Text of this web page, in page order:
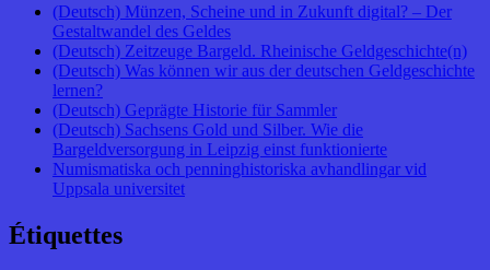
(Deutsch) Münzen, Scheine und in Zukunft digital? – Der
Gestaltwandel des Geldes
(Deutsch) Zeitzeuge Bargeld. Rheinische Geldgeschichte(n)
(Deutsch) Was können wir aus der deutschen Geldgeschichte
lernen?
(Deutsch) Geprägte Historie für Sammler
(Deutsch) Sachsens Gold und Silber. Wie die
Bargeldversorgung in Leipzig einst funktionierte
Numismatiska och penninghistoriska avhandlingar vid
Uppsala universitet
Étiquettes